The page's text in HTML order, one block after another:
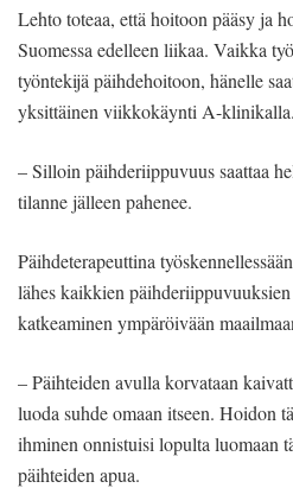
Lehto toteaa, että hoitoon pääsy ja
Suomessa edelleen liikaa. Vaikka
työntekijä päihdehoitoon, hänelle
yksittäinen viikkokäynti A-klinikalla.
– Silloin päihderiippuvuus saattaa
tilanne jälleen pahenee.
Päihdeterapeuttina
lähes kaikkien
katkeaminen ympäröivään
– Päihteiden avulla korvataan
luoda suhde omaan itseen. Hoidon
ihminen onnistuisi lopulta luomaan
päihteiden apua.